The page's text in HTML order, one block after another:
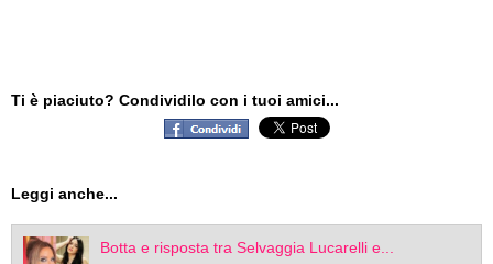
Ti è piaciuto? Condividilo con i tuoi amici...
Leggi anche...
Botta e risposta tra Selvaggia Lucarelli e...